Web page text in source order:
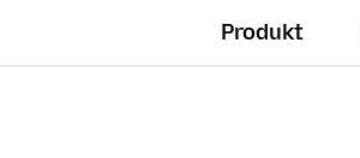
Produkt